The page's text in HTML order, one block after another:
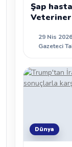
Şap
29 Nis
Gazeteci
Dünya